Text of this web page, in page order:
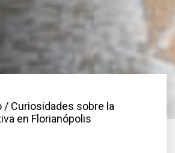
/ Curiosidades sobre la
en Florianópolis